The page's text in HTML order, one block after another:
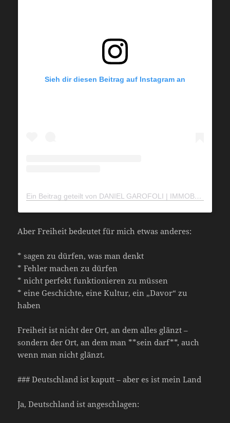
Sieh dir diesen Beitrag auf Instagram an
Ein Beitrag geteilt von DANIEL GAROFOLI | IMMOBILIEN DUBAI (@daniel.garofoli)
Aber Freiheit bedeutet für mich etwas anderes:
* sagen zu dürfen, was man denkt
* Fehler machen zu dürfen
* nicht perfekt funktionieren zu müssen
* eine Geschichte, eine Kultur, ein „Davor“ zu
haben
Freiheit ist nicht der Ort, an dem alles glänzt –
sondern der Ort, an dem man **sein darf**, auch
wenn man nicht glänzt.
### Deutschland ist kaputt – aber es ist mein Land
Ja, Deutschland ist angeschlagen: